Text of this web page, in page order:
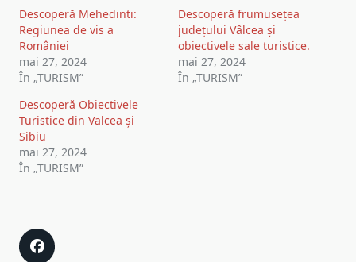
Descoperă Mehedinti:
Regiunea de vis a
României
mai 27, 2024
În „TURISM”
Descoperă frumusețea
județului Vâlcea și
obiectivele sale turistice.
mai 27, 2024
În „TURISM”
Descoperă Obiectivele
Turistice din Valcea și
Sibiu
mai 27, 2024
În „TURISM”